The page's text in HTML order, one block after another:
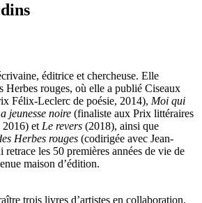
éditrice et chercheuse. Elle
Herbes rouges, où elle a publié Ciseaux
Félix-Leclerc de poésie, 2014), Moi qui
jeunesse noire (finaliste aux Prix littéraires
2016) et Le revers (2018), ainsi que
Herbes rouges (codirigée avec Jean-
les 50 premières années de vie de
maison d’édition.
trois livres d’artistes en collaboration,